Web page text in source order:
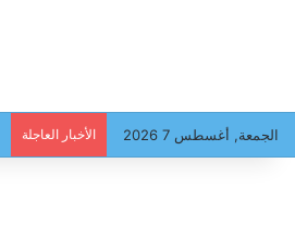
الجمعة, أغسطس 7 2026 الأخبار العاجلة